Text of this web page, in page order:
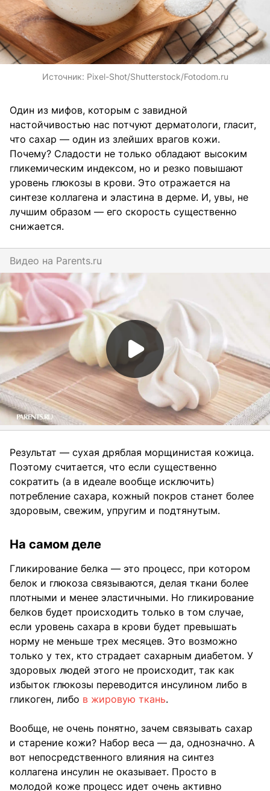
Источник: Pixel-Shot/Shutterstock/Fotodom.ru
Один из мифов, которым с завидной
настойчивостью нас потчуют дерматологи, гласит,
что сахар — один из злейших врагов кожи.
Почему? Сладости не только обладают высоким
гликемическим индексом, но и резко повышают
уровень глюкозы в крови. Это отражается на
синтезе коллагена и эластина в дерме. И, увы, не
лучшим образом — его скорость существенно
снижается.
Видео на parents.ru
Результат — сухая дряблая морщинистая кожица.
Поэтому считается, что если существенно
сократить (а в идеале вообще исключить)
потребление сахара, кожный покров станет более
здоровым, свежим, упругим и подтянутым.
На самом деле
Гликирование белка — это процесс, при котором
белок и глюкоза связываются, делая ткани более
плотными и менее эластичными. Но гликирование
белков будет происходить только в том случае,
если уровень сахара в крови будет превышать
норму не меньше трех месяцев. Это возможно
только у тех, кто страдает сахарным диабетом. У
здоровых людей этого не происходит, так как
избыток глюкозы переводится инсулином либо в
гликоген, либо в жировую ткань.
Вообще, не очень понятно, зачем связывать сахар
и старение кожи? Набор веса — да, однозначно. А
вот непосредственного влияния на синтез
коллагена инсулин не оказывает. Просто в
молодой коже процесс идет очень активно